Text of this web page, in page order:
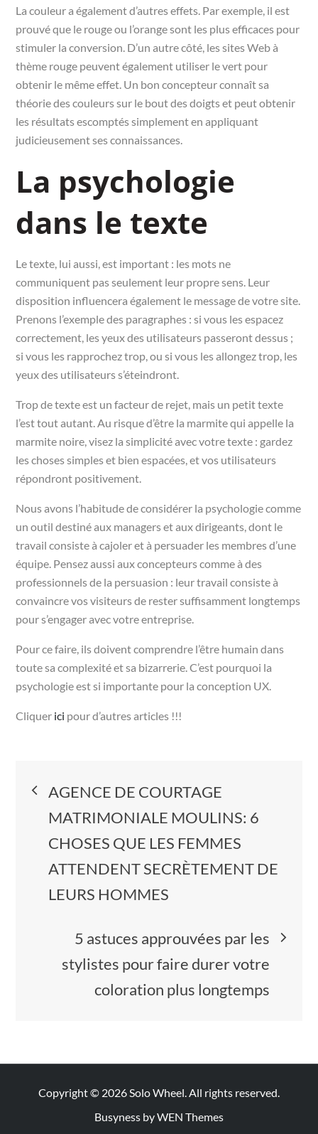
La couleur a également d’autres effets. Par exemple, il est
prouvé que le rouge ou l’orange sont les plus efficaces pour
stimuler la conversion. D’un autre côté, les sites Web à
thème rouge peuvent également utiliser le vert pour
obtenir le même effet. Un bon concepteur connaît sa
théorie des couleurs sur le bout des doigts et peut obtenir
les résultats escomptés simplement en appliquant
judicieusement ses connaissances.
La psychologie
dans le texte
Le texte, lui aussi, est important : les mots ne
communiquent pas seulement leur propre sens. Leur
disposition influencera également le message de votre site.
Prenons l’exemple des paragraphes : si vous les espacez
correctement, les yeux des utilisateurs passeront dessus ;
si vous les rapprochez trop, ou si vous les allongez trop, les
yeux des utilisateurs s’éteindront.
Trop de texte est un facteur de rejet, mais un petit texte
l’est tout autant. Au risque d’être la marmite qui appelle la
marmite noire, visez la simplicité avec votre texte : gardez
les choses simples et bien espacées, et vos utilisateurs
répondront positivement.
Nous avons l’habitude de considérer la psychologie comme
un outil destiné aux managers et aux dirigeants, dont le
travail consiste à cajoler et à persuader les membres d’une
équipe. Pensez aussi aux concepteurs comme à des
professionnels de la persuasion : leur travail consiste à
convaincre vos visiteurs de rester suffisamment longtemps
pour s’engager avec votre entreprise.
Pour ce faire, ils doivent comprendre l’être humain dans
toute sa complexité et sa bizarrerie. C’est pourquoi la
psychologie est si importante pour la conception UX.
Cliquer ici pour d’autres articles !!!
Navigation
de
l’article
AGENCE DE COURTAGE
MATRIMONIALE MOULINS: 6
CHOSES QUE LES FEMMES
ATTENDENT SECRÈTEMENT DE
LEURS HOMMES
5 astuces approuvées par les
stylistes pour faire durer votre
coloration plus longtemps
Copyright © 2026Solo Wheel. All rights reserved.
Busyness byWEN Themes